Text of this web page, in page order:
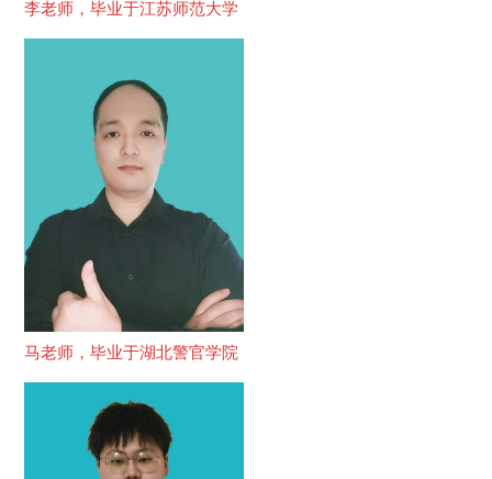
李老师，毕业于江苏师范大学
马老师，毕业于湖北警官学院